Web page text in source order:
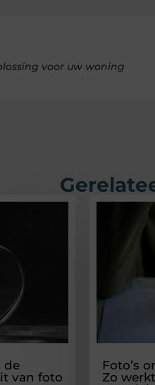
voor uw woning
de
van foto
Foto’s
Zo